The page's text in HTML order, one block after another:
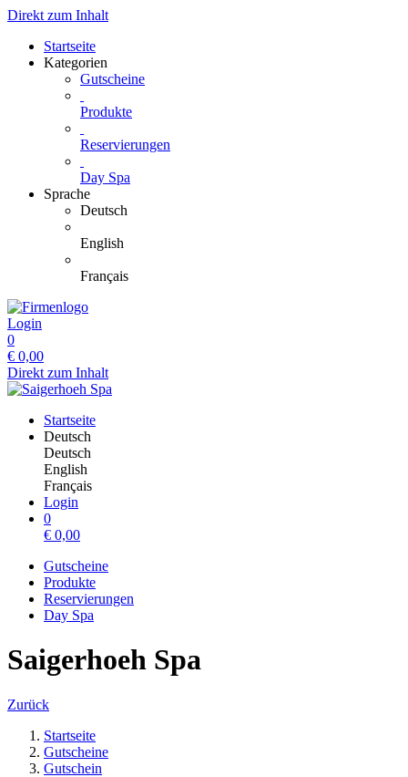
Direkt zum Inhalt
Startseite
Kategorien
Gutscheine
Produkte
Reservierungen
Day Spa
Sprache
Deutsch
English
Français
Login
0
€ 0,00
Direkt zum Inhalt
Startseite
Deutsch
Deutsch
English
Français
Login
0
€ 0,00
Gutscheine
Produkte
Reservierungen
Day Spa
Saigerhoeh Spa
Zurück
Startseite
Gutscheine
Gutschein